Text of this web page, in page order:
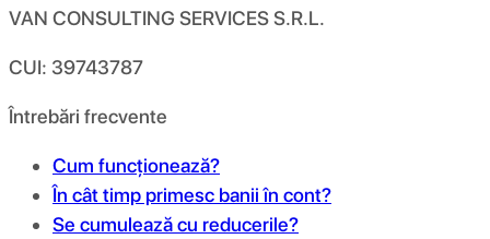
VAN CONSULTING SERVICES S.R.L.
CUI: 39743787
Întrebări frecvente
Cum funcționează?
În cât timp primesc banii în cont?
Se cumulează cu reducerile?